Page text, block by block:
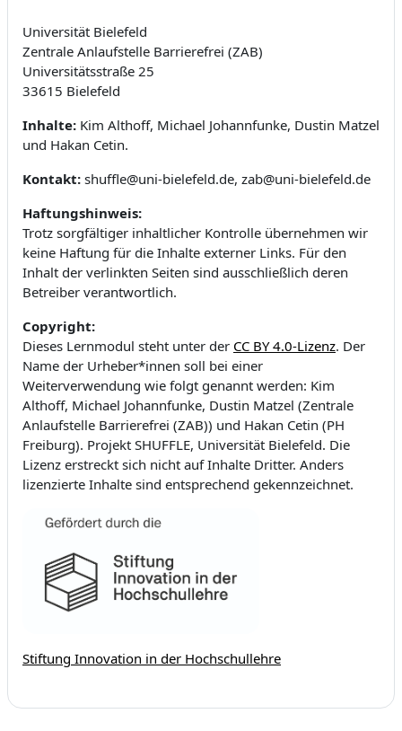
Universität Bielefeld
Zentrale Anlaufstelle Barrierefrei (ZAB)
Universitätsstraße 25
33615 Bielefeld
Inhalte: Kim Althoff, Michael Johannfunke, Dustin Matzel
und Hakan Cetin.
Kontakt: shuffle@uni-bielefeld.de, zab@uni-bielefeld.de
Haftungshinweis:
Trotz sorgfältiger inhaltlicher Kontrolle übernehmen wir
keine Haftung für die Inhalte externer Links. Für den
Inhalt der verlinkten Seiten sind ausschließlich deren
Betreiber verantwortlich.
Copyright:
Dieses Lernmodul steht unter der CC BY 4.0-Lizenz. Der
Name der Urheber*innen soll bei einer
Weiterverwendung wie folgt genannt werden: Kim
Althoff, Michael Johannfunke, Dustin Matzel (Zentrale
Anlaufstelle Barrierefrei (ZAB)) und Hakan Cetin (PH
Freiburg). Projekt SHUFFLE, Universität Bielefeld. Die
Lizenz erstreckt sich nicht auf Inhalte Dritter. Anders
lizenzierte Inhalte sind entsprechend gekennzeichnet.
Stiftung Innovation in der Hochschullehre